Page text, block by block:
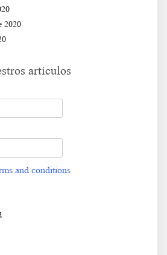
2020
artículos
and conditions